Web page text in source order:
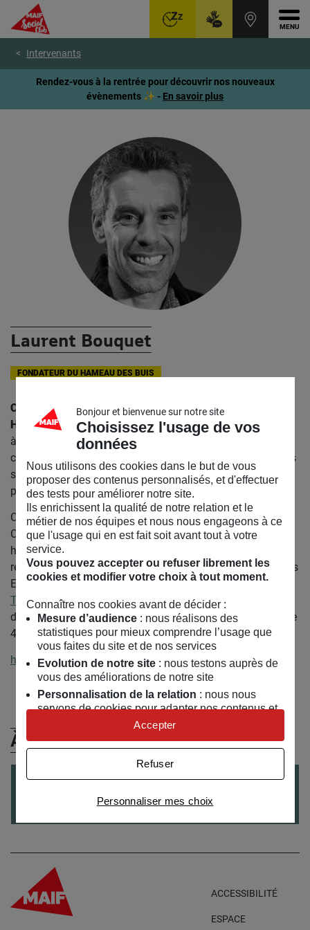
contenu
page
Intervenants
Rendez-vous à la rentrée pour découvrir nos nouveaux
évènements ✨ - En savoir plus
Laurent Bouquet
FONDATEUR DU HAMEAU DES BUIS
Co-fondateur de l’écovillage intergénérationnel « Le
Hameau des Buis » en Ardèche,Laurent Bouquet travaille
à l’émergence d’un nouvel art de faire société dans des
collectifs qui placent la réconciliation de l’humain avec ses
semblables et avec la nature au cœur de leurs
préoccupations.
Concrètement, il prend une part active au sein de l’ONG
Colibris et accompagne les évolutions du collectif des
habitants du Hameau des Buis. Il facilite également les
réunions de l’équipe pédagogique de l’école « La Ferme des
Enfants » et développe avec son épouse l’Université de la
Transition, qui fonde son enseignement sur les 14 années
de développement de l’écovillage et de l’école (80 élèves de
4 à 18 ans).
http://la-ferme-des-enfants.com/
À (Re)Découvrir
Le temps : social ou naturel ?
le08/12/2016
CONFÉRENCE
ACCESSIBILITÉ
ESPACE
Bonjour et bienvenue sur notre site
Choisissez l'usage de vos
données
Nous utilisons des cookies dans le but de vous
proposer des contenus personnalisés, et d'effectuer
des tests pour améliorer notre site.
Ils enrichissent la qualité de notre relation et le
métier de nos équipes et nous nous engageons à ce
que l'usage qui en est fait soit avant tout à votre
service.
Vous pouvez accepter ou refuser librement les
cookies et modifier votre choix à tout moment.
Connaître nos cookies avant de décider :
Mesure d’audience: nous réalisons des
statistiques pour mieux comprendre l’usage que
vous faites du site et de nos services
Evolution de notre site: nous testons auprès de
vous des améliorations de notre site
Personnalisation de la relation : nous nous
servons de cookies pour adapter nos contenus et
personnaliser nos offres
Univers publicitaire: nous utilisons avec nos
publicités personnalisées
Personnaliser mes choix
Refuser
Accepter